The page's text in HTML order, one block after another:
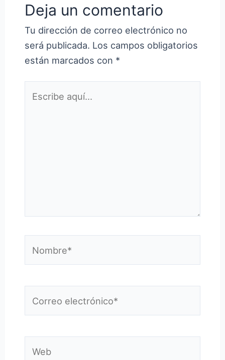
Deja un comentario
Tu dirección de correo electrónico no
será publicada. Los campos obligatorios
están marcados con *
aquí...
electrónico*